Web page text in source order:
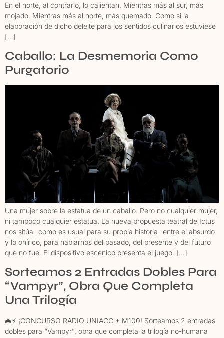
En el norte, al contrario, lo calientan. Mientras más al sur, más
mojado. Mientras más al norte, más quemado. Como si la
elaboración de dicho deleite para los sentidos culinarios estuviese
[…]
Caballo: La Desmemoria Como
Purgatorio
Una mujer sobre la estatua de un caballo. Pero no cualquier mujer,
ni tampoco cualquier estatua. La nueva propuesta teatral de Ictus
nos sitúa -como es usual para su propia historia- entre el absurdo
y lo onírico, para hablarnos del pasado, del presente y del futuro
que no fue. El dispositivo escénico presenta el juego. […]
Sorteamos 2 Entradas Dobles Para
“Vampyr”, Obra Que Completa
Una Trilogía
🦇⚡ ¡CONCURSO RADIO UNIACC + M100! Sorteamos 2 entradas
dobles para “Vampyr”, obra que completa la trilogía no-humana